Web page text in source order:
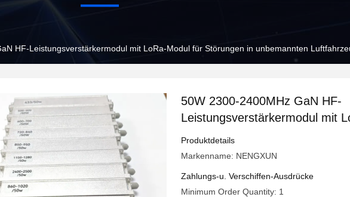
HF-Leistungsverstärkermodul mit LoRa-Modul für Störungen in unbemannten
50W 2300-2400MHz GaN HF-
Leistungsverstärkermodul mit
Störungen in unbemannten
Produktdetails
Markenname: NENGXUN
Zahlungs-u. Verschiffen-Ausdrücke
Minimum Order Quantity: 1